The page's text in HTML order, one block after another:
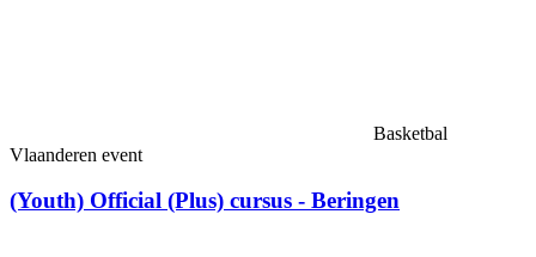
Basketbal
Vlaanderen event
(Youth) Official (Plus) cursus - Beringen